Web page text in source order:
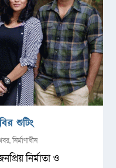
শুটিং
,নির্মাণাধীন
নির্মাতা ও